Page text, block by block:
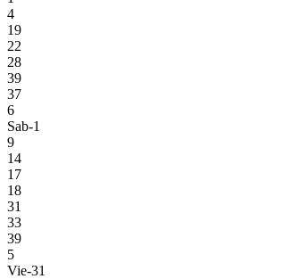
4
19
22
28
39
37
6
Sab-1
9
14
17
18
31
33
39
5
Vie-31